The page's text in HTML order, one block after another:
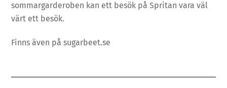
sommargarderoben kan ett besök på Spritan vara väl
värt ett besök.
Finns även på sugarbeet.se